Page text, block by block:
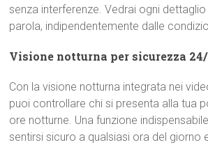
senza interferenze. Vedrai ogni
parola, indipendentemente dalle
Visione notturna per sicurezza
Con la visione notturna integrata nei
puoi controllare chi si presenta alla tua
ore notturne. Una funzione
sentirsi sicuro a qualsiasi ora del giorno